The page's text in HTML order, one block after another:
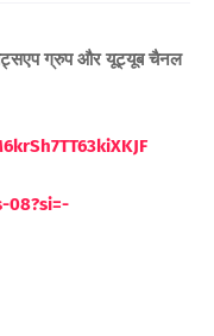
ग्रुप और यूट्यूब चैनल
08?si=-